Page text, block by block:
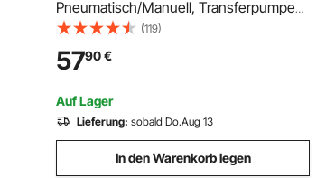
Pneumatisch/Manuell, Transferpumpe
mit Schlauch & drei
Verlängerungsrohren, Ölwechselpumpe
mit PE-Tank, Flüssigkeitsabsauger,
Ölpumpe für Autos, Rasenmäher, Boote
(119)
5790€
Auf Lager
Lieferung: sobald Do.Aug 13
In den Warenkorb legen